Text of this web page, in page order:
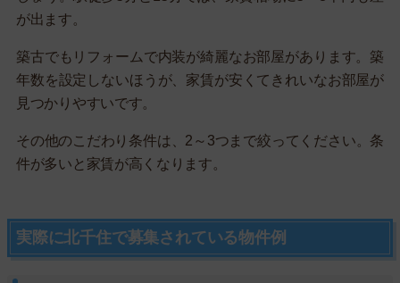
が出ます。
築古でもリフォームで内装が綺麗なお部屋があります。築
年数を設定しないほうが、家賃が安くてきれいなお部屋が
見つかりやすいです。
その他のこだわり条件は、2～3つまで絞ってください。条
件が多いと家賃が高くなります。
実際に北千住で募集されている物件例